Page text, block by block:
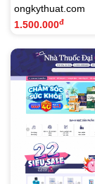
ongkythuat.com
1.500.000đ